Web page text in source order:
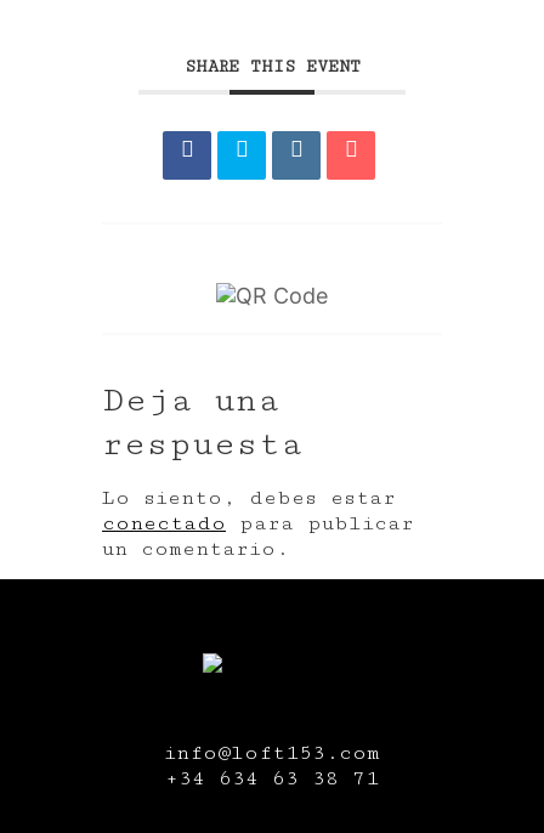
SHARE THIS EVENT
Deja una
respuesta
Lo siento, debes estar
conectado para publicar
un comentario.
info@loft153.com
+34 634 63 38 71